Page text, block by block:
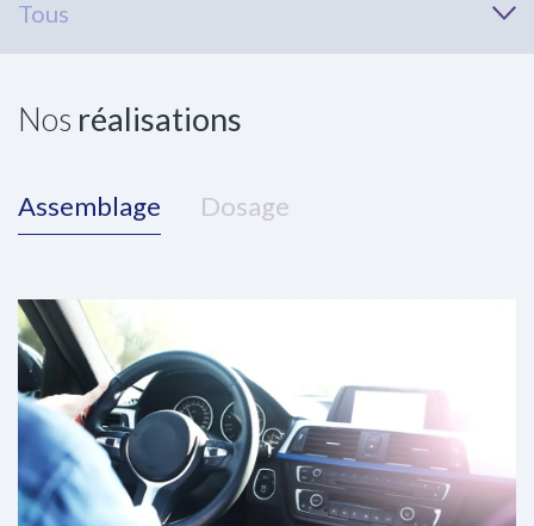
Nos réalisations
Assemblage Dosage